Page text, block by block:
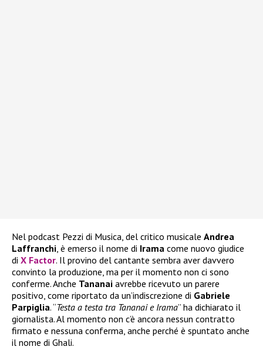
Nel podcast Pezzi di Musica, del critico musicale Andrea
Laffranchi, è emerso il nome di Irama come nuovo giudice
di X Factor. Il provino del cantante sembra aver davvero
convinto la produzione, ma per il momento non ci sono
conferme. Anche Tananai avrebbe ricevuto un parere
positivo, come riportato da un’indiscrezione di Gabriele
Parpiglia. “Testa a testa tra Tananai e Irama” ha dichiarato il
giornalista. Al momento non c’è ancora nessun contratto
firmato e nessuna conferma, anche perché è spuntato anche
il nome di Ghali.